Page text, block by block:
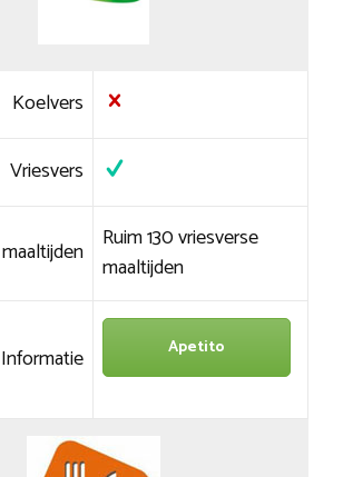
Koelvers
Vriesvers
Ruim 130 vriesverse
maaltijden
Informatie Apetito